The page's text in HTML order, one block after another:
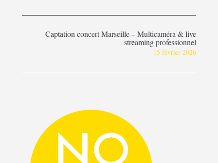
Captation concert Marseille – Multicaméra & live
streaming professionnel
15 février 2026